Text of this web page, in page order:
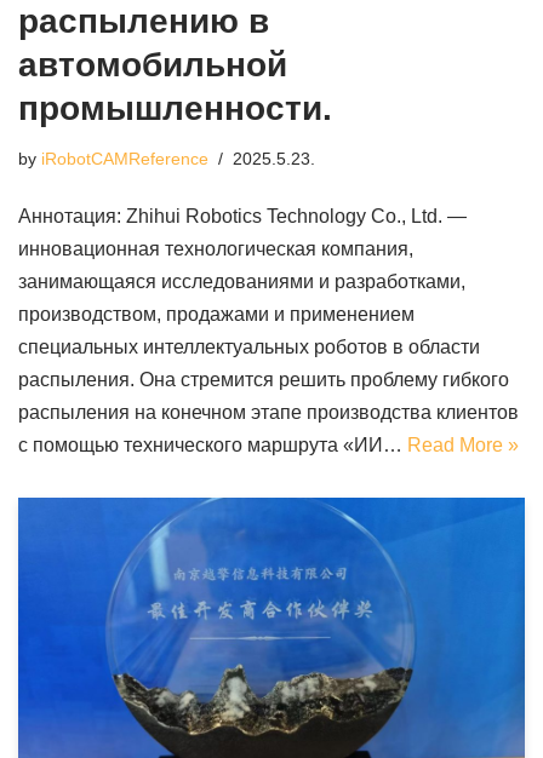
распылению в
автомобильной
промышленности.
by iRobotCAMReference 2025.5.23.
Аннотация: Zhihui Robotics Technology Co., Ltd. —
инновационная технологическая компания,
занимающаяся исследованиями и разработками,
производством, продажами и применением
специальных интеллектуальных роботов в области
распыления. Она стремится решить проблему гибкого
распыления на конечном этапе производства клиентов
с помощью технического маршрута «ИИ… Read More »